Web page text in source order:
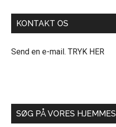
KONTAKT OS
Send en e-mail. TRYK HER
SØG PÅ VORES